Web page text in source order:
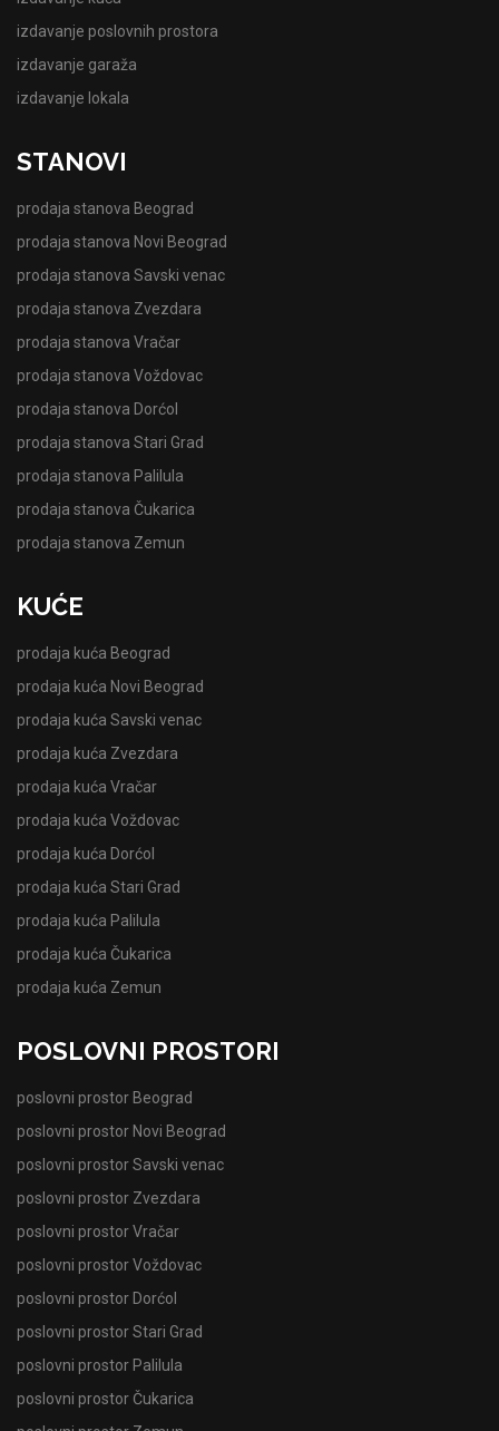
izdavanje poslovnih prostora
izdavanje garaža
izdavanje lokala
STANOVI
prodaja stanova Beograd
prodaja stanova Novi Beograd
prodaja stanova Savski venac
prodaja stanova Zvezdara
prodaja stanova Vračar
prodaja stanova Voždovac
prodaja stanova Dorćol
prodaja stanova Stari Grad
prodaja stanova Palilula
prodaja stanova Čukarica
prodaja stanova Zemun
KUĆE
prodaja kuća Beograd
prodaja kuća Novi Beograd
prodaja kuća Savski venac
prodaja kuća Zvezdara
prodaja kuća Vračar
prodaja kuća Voždovac
prodaja kuća Dorćol
prodaja kuća Stari Grad
prodaja kuća Palilula
prodaja kuća Čukarica
prodaja kuća Zemun
POSLOVNI PROSTORI
poslovni prostor Beograd
poslovni prostor Novi Beograd
poslovni prostor Savski venac
poslovni prostor Zvezdara
poslovni prostor Vračar
poslovni prostor Voždovac
poslovni prostor Dorćol
poslovni prostor Stari Grad
poslovni prostor Palilula
poslovni prostor Čukarica